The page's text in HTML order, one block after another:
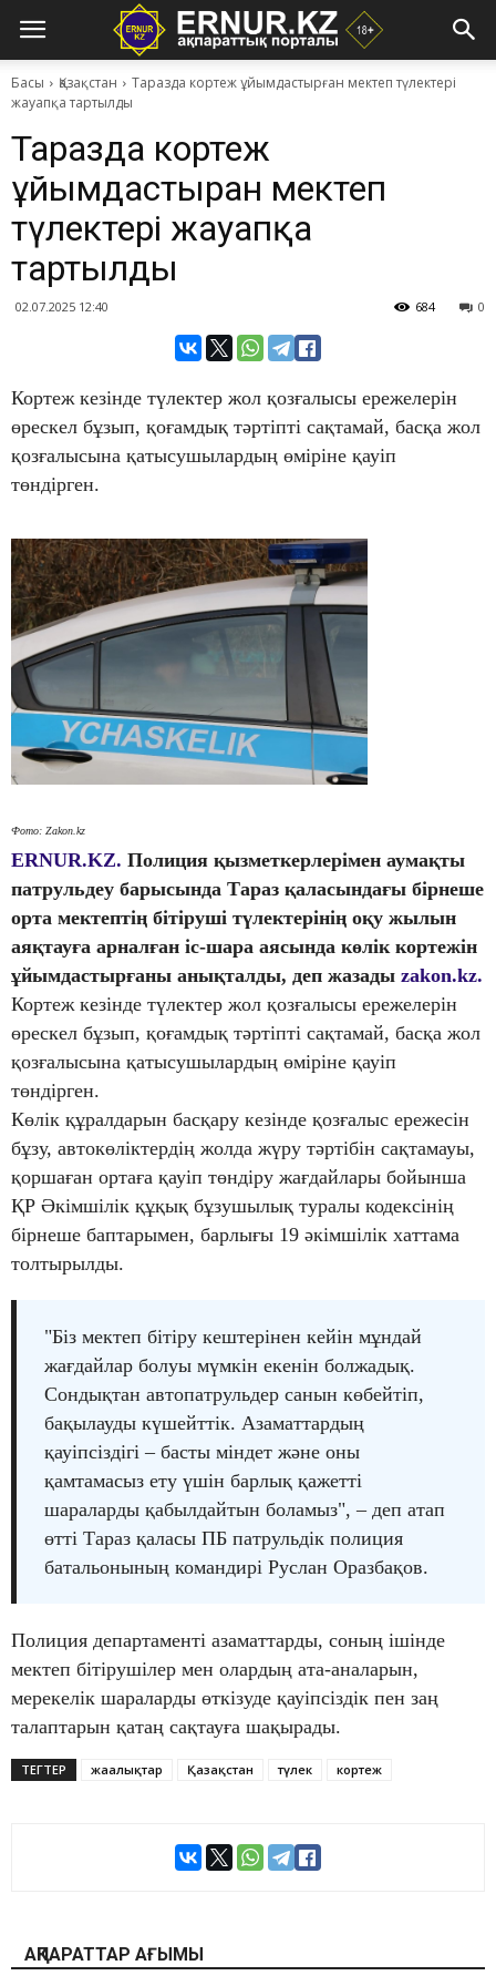
Басы Қазақстан
Таразда кортеж ұйымдастырған мектеп түлектері
жауапқа тартылды
Таразда кортеж
ұйымдастырған мектеп
түлектері жауапқа
тартылды
02.07.2025 12:40 0
684
Кортеж кезінде түлектер жол қозғалысы ережелерін
өрескел бұзып, қоғамдық тәртіпті сақтамай, басқа жол
қозғалысына қатысушылардың өміріне қауіп
төндірген.
Фото: Zakon.kz
ERNUR.KZ. Полиция қызметкерлерімен аумақты
патрульдеу барысында Тараз қаласындағы бірнеше
орта мектептің бітіруші түлектерінің оқу жылын
аяқтауға арналған іс-шара аясында көлік кортежін
ұйымдастырғаны анықталды, деп жазады zakon.kz.
Кортеж кезінде түлектер жол қозғалысы ережелерін
өрескел бұзып, қоғамдық тәртіпті сақтамай, басқа жол
қозғалысына қатысушылардың өміріне қауіп
төндірген.
Көлік құралдарын басқару кезінде қозғалыс ережесін
бұзу, автокөліктердің жолда жүру тәртібін сақтамауы,
қоршаған ортаға қауіп төндіру жағдайлары бойынша
ҚР Әкімшілік құқық бұзушылық туралы кодексінің
бірнеше баптарымен, барлығы 19 әкімшілік хаттама
толтырылды.
"Біз мектеп бітіру кештерінен кейін мұндай
жағдайлар болуы мүмкін екенін болжадық.
Сондықтан автопатрульдер санын көбейтіп,
бақылауды күшейттік. Азаматтардың
қауіпсіздігі – басты міндет және оны
қамтамасыз ету үшін барлық қажетті
шараларды қабылдайтын боламыз", – деп атап
өтті Тараз қаласы ПБ патрульдік полиция
батальонының командирі Руслан Оразбақов.
Полиция департаменті азаматтарды, соның ішінде
мектеп бітірушілер мен олардың ата-аналарын,
мерекелік шараларды өткізуде қауіпсіздік пен заң
талаптарын қатаң сақтауға шақырады.
ТЕГТЕР жаңалықтар Қазақстан түлек кортеж
АҚПАРАТТАР АҒЫМЫ